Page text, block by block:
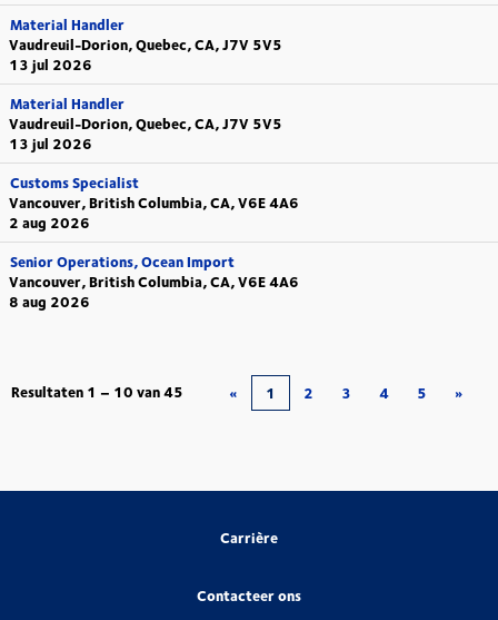
Material Handler
Vaudreuil-Dorion, Quebec, CA, J7V 5V5
13 jul 2026
Material Handler
Vaudreuil-Dorion, Quebec, CA, J7V 5V5
13 jul 2026
Customs Specialist
Vancouver, British Columbia, CA, V6E 4A6
2 aug 2026
Senior Operations, Ocean Import
Vancouver, British Columbia, CA, V6E 4A6
8 aug 2026
Resultaten 1 – 10 van45 « 1 2 3 4 5 »
Carrière
Contacteer ons